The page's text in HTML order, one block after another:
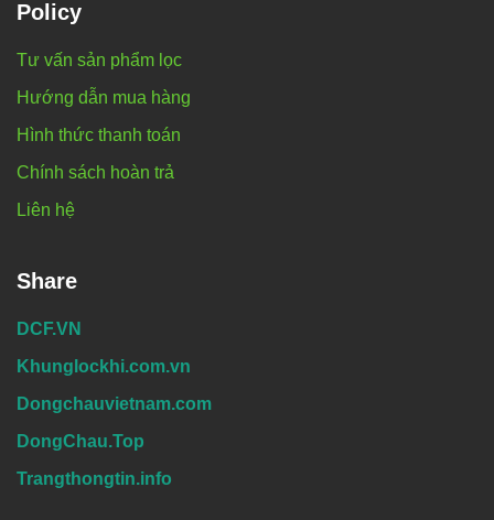
Policy
Tư vấn sản phẩm lọc
Hướng dẫn mua hàng
Hình thức thanh toán
Chính sách hoàn trả
Liên hệ
Share
DCF.VN
Khunglockhi.com.vn
Dongchauvietnam.com
DongChau.Top
Trangthongtin.info